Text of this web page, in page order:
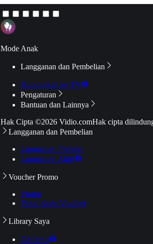
Mode Anak
Langganan dan Pembelian
Hubungkan ke TV
Pengaturan
Bantuan dan Lainnya
Hak Cipta ©2026 Vidio.comHak cipta
Langganan dan Pembelian
Langganan Premier
Langganan Aktif
Voucher Promo
Promo
Pakai Kode Voucher
Library Saya
Daftarku